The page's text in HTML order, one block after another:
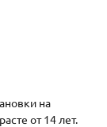
на
от 14 лет.